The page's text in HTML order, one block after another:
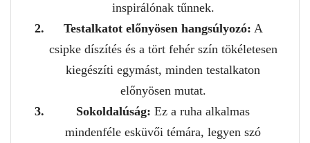
inspirálónak tűnnek.
Testalkatot előnyösen hangsúlyozó: A
csipke díszítés és a tört fehér szín tökéletesen
kiegészíti egymást, minden testalkaton
előnyösen mutat.
Sokoldalúság: Ez a ruha alkalmas
mindenféle esküvői témára, legyen szó